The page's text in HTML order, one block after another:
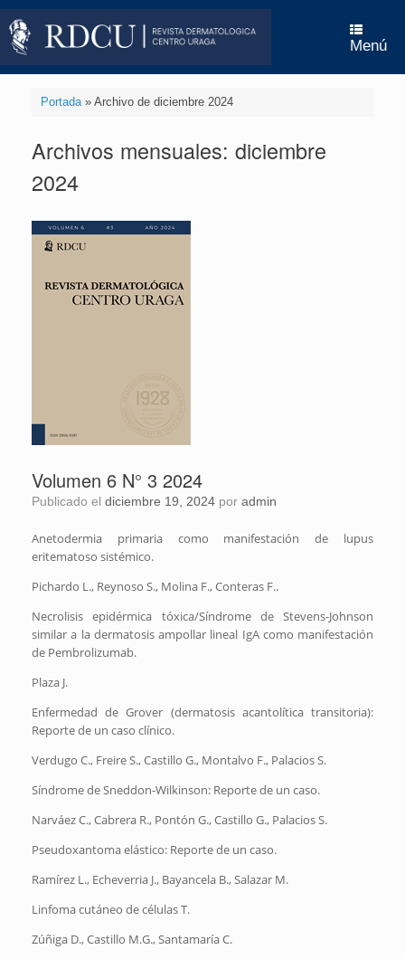
Saltar
contenido
Menú
Portada» Archivo de diciembre 2024
Archivos mensuales: diciembre
2024
Volumen 6 N° 3 2024
Publicado el diciembre 19, 2024 por admin
Anetodermia primaria como manifestación de lupus
eritematoso sistémico.
Pichardo L., Reynoso S., Molina F., Conteras F..
Necrolisis epidérmica tóxica/Síndrome de Stevens-Johnson
similar a la dermatosis ampollar lineal IgA como manifestación
de Pembrolizumab.
Plaza J.
Enfermedad de Grover (dermatosis acantolítica transitoria):
Reporte de un caso clínico.
Verdugo C., Freire S., Castillo G., Montalvo F., Palacios S.
Síndrome de Sneddon-Wilkinson: Reporte de un caso.
Narváez C., Cabrera R., Pontón G., Castillo G., Palacios S.
Pseudoxantoma elástico: Reporte de un caso.
Ramírez L., Echeverria J., Bayancela B., Salazar M.
Linfoma cutáneo de células T.
Zúñiga D., Castillo M.G., Santamaría C.